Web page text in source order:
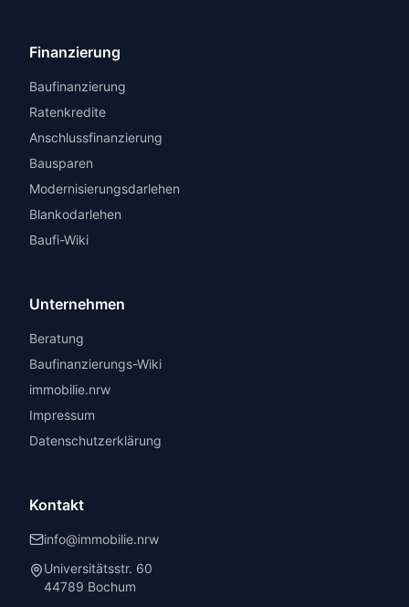
Finanzierung
Baufinanzierung
Ratenkredite
Anschlussfinanzierung
Bausparen
Modernisierungsdarlehen
Blankodarlehen
Baufi-Wiki
Unternehmen
Beratung
Baufinanzierungs-Wiki
immobilie.nrw
Impressum
Datenschutzerklärung
Kontakt
info@immobilie.nrw
Universitätsstr. 60
44789 Bochum